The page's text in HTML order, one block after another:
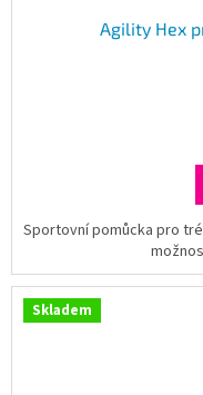
Agility Hex
Sportovní pomůcka pro
Skladem